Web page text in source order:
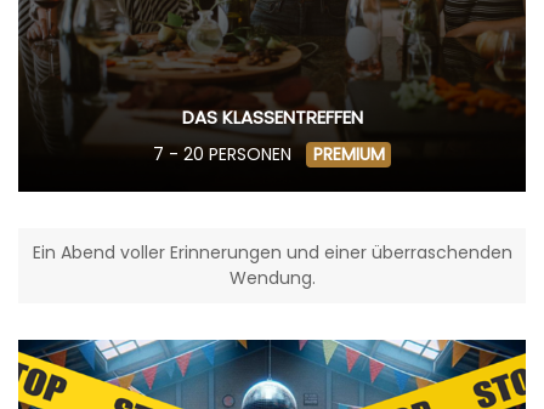
DAS KLASSENTREFFEN
7 - 20 PERSONEN PREMIUM
Ein Abend voller Erinnerungen und einer überraschenden
Wendung.